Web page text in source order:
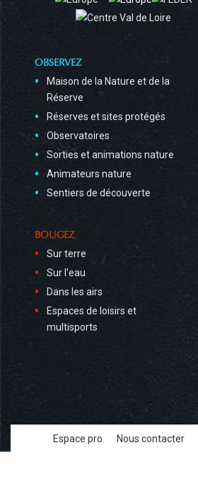
OBSERVEZ
Maison de la Nature et de la
Réserve
Réserves et sites protégés
Observatoires
Sorties et animations nature
Animateurs nature
Sentiers de découverte
BOUGEZ
Sur terre
Sur l'eau
Dans les airs
Espaces de loisirs et
multisports
Espace pro Nous contacter